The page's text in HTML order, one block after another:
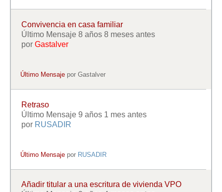
Convivencia en casa familiar
Último Mensaje 8 años 8 meses antes
por Gastalver
Último Mensaje porGastalver
Retraso
Último Mensaje 9 años 1 mes antes
por RUSADIR
Último Mensaje por RUSADIR
Añadir titular a una escritura de vivienda VPO